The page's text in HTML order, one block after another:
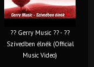
?? Gerry Music ?? - ??
Szívedben élnék (Official
Music Video)